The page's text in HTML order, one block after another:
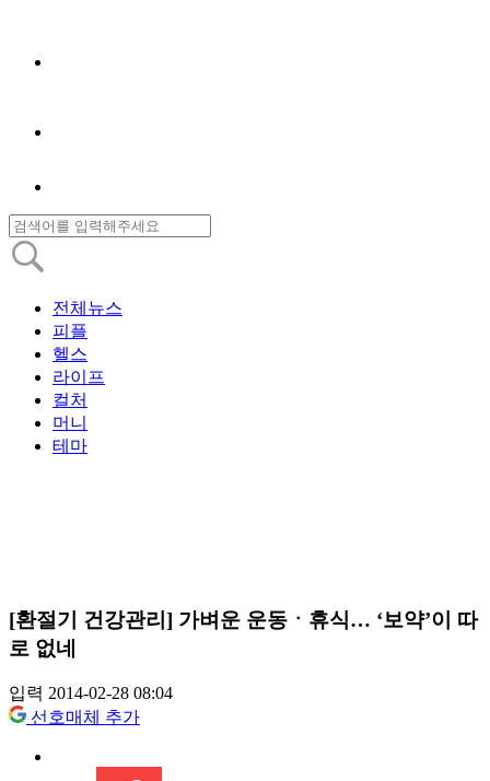
전체뉴스
피플
헬스
라이프
컬처
머니
테마
[환절기 건강관리] 가벼운 운동ㆍ휴식… ‘보약’이 따
로 없네
입력 2014-02-28 08:04
선호매체 추가